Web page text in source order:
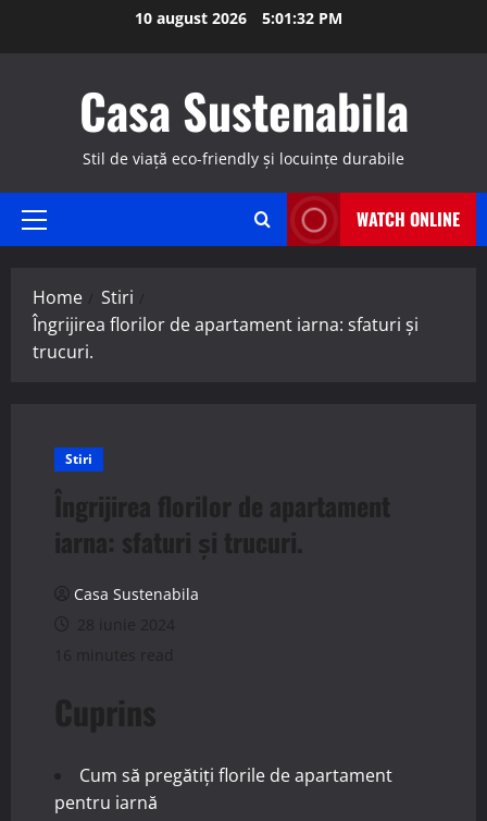
10 august 2026 5:01:33 PM
Casa Sustenabila
Stil de viață eco-friendly și locuințe durabile
Primary
WATCH ONLINE
Home
Stiri
Îngrijirea florilor de apartament iarna: sfaturi și
trucuri.
Stiri
Îngrijirea florilor de apartament
iarna: sfaturi și trucuri.
Casa Sustenabila
28 iunie 2024
16 minutes read
Cuprins
Cum să pregătiți florile de apartament
pentru iarnă